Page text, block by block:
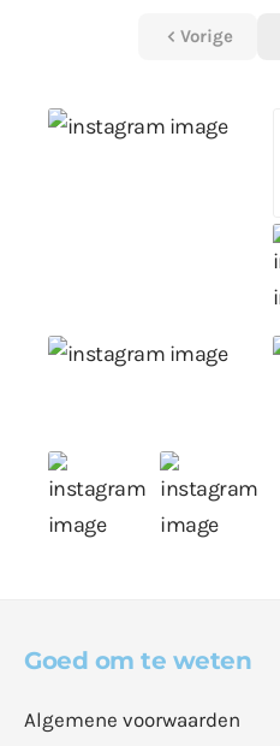
Vorige
Goed om te weten
Algemene voorwaarden